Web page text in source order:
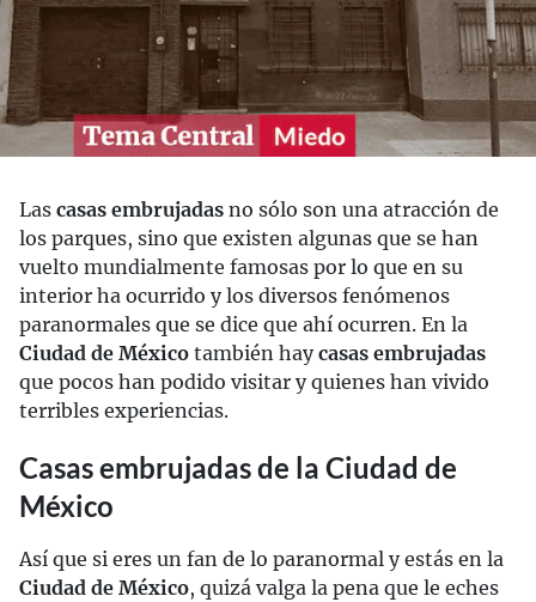
Las casas embrujadas no sólo son una atracción de
los parques, sino que existen algunas que se han
vuelto mundialmente famosas por lo que en su
interior ha ocurrido y los diversos fenómenos
paranormales que se dice que ahí ocurren. En la
Ciudad de México también haycasas embrujadas
que pocos han podido visitar y quienes han vivido
terribles experiencias.
Casas embrujadas de la Ciudad de
México
Así que si eres un fan de lo paranormal y estás en la
Ciudad de México, quizá valga la pena que le eches